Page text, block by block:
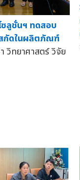
ลูชั่นฯ ทดสอบ
กัดในผลิตภัณฑ์
วิทยาศาสตร์ วิจัย